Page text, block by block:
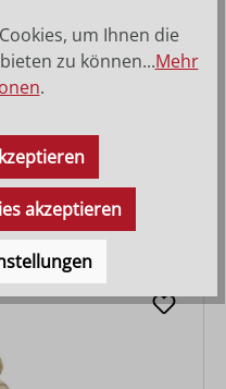
um Ihnen die
zu können...Mehr
.
akzeptieren